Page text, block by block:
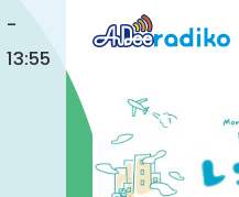
-
13:55